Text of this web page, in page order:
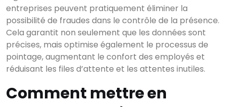
entreprises peuvent pratiquement éliminer la
possibilité de fraudes dans le contrôle de la présence.
Cela garantit non seulement que les données sont
précises, mais optimise également le processus de
pointage, augmentant le confort des employés et
réduisant les files d’attente et les attentes inutiles.
Comment mettre en